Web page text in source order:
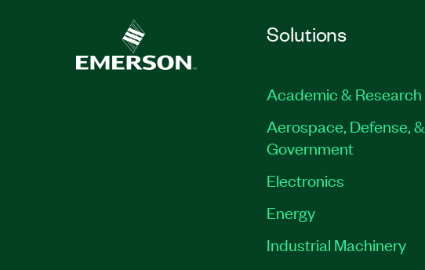
Solutions
Academic & Research
Aerospace, Defense, &
Government
Electronics
Energy
Industrial Machinery